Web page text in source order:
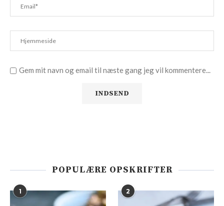
Gem mit navn og email til næste gang jeg vil kommentere...
POPULÆRE OPSKRIFTER
1 2